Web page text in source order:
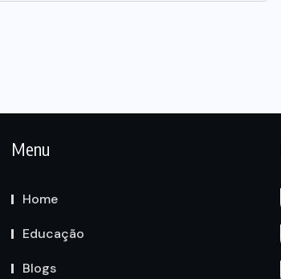
Menu
Home
Educação
Blogs